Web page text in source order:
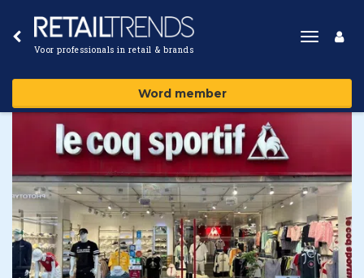
Voor professionals in retail & brands
Toggle
Word member